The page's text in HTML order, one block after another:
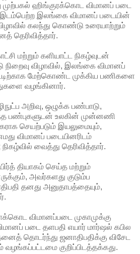
முற்பகல் ஹிங்குரக்கொட விமானப் படை
இடம்பெற்ற இலங்கை விமானப் படையின்
கலந்து கொண்டு உரையாற்றும்
தெரிவித்தார்.
மற்றும் களியாட்ட நிகழ்வுடன்
விழாவில், இலங்கை விமானப்
மேற்கொண்ட முக்கிய பணிகளை
வழங்கினார்.
அறிவு, ஒழுக்க பண்பாடு,
பண்புகளுடன் உலகின் முன்னணி
செயற்படும் இயலுமையும்,
விமானப் படையினரிடம்
வைத்து தெரிவித்தார்.
தியாகம் செய்த மற்றும்
அவர்களது குடும்ப
தனது அனுதாபத்தையும்,
விமானப்படை முகாமுக்கு
படை தளபதி எயார் மார்ஷல் கபில
தொடர்ந்து ஜனாதிபதிக்கு விசேட
வழங்கப்பட்டமை குறிப்பிடத்தக்கது.